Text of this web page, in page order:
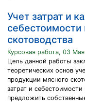
Учет затрат и
скотоводства
Курсовая работа, 03
Цель данной работы
теоретических основ
продукции мясного
затрат и
предложить